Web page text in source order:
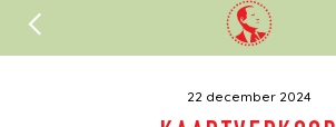
22 december 2024